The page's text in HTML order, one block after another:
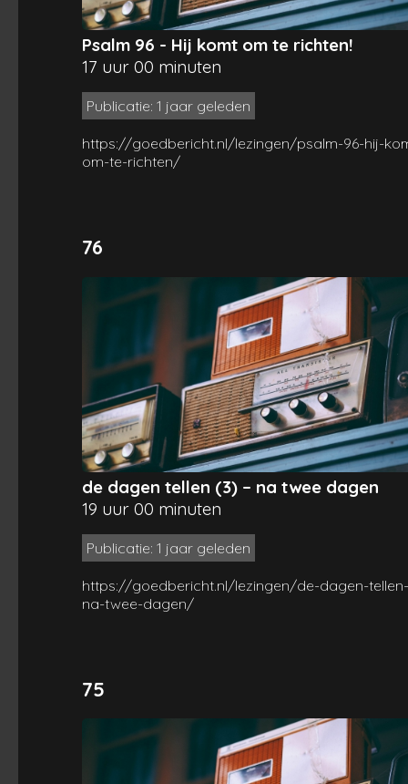
Psalm 96 - Hij komt om te richten!
17 uur 00 minuten
Publicatie: 1 jaar geleden
https://goedbericht.nl/lezingen/psalm-96-hij-
om-te-richten/
76
de dagen tellen (3) – na twee dagen
19 uur 00 minuten
Publicatie: 1 jaar geleden
https://goedbericht.nl/lezingen/de-dagen-
na-twee-dagen/
75